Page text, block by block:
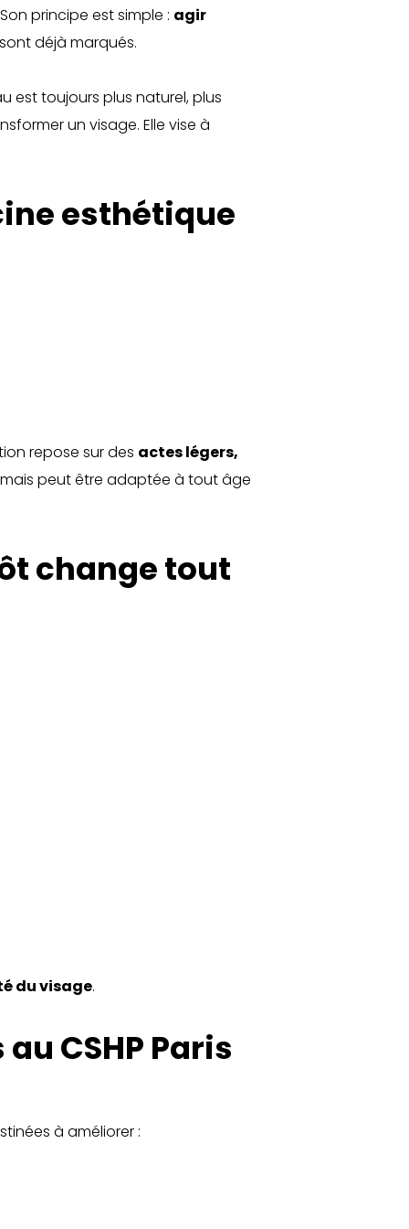
principe est simple : agir
déjà marqués.
est toujours plus naturel, plus
un visage. Elle vise à
esthétique
repose sur des actes légers,
mais peut être adaptée à tout âge
change tout
du visage.
CSHP Paris
à améliorer :